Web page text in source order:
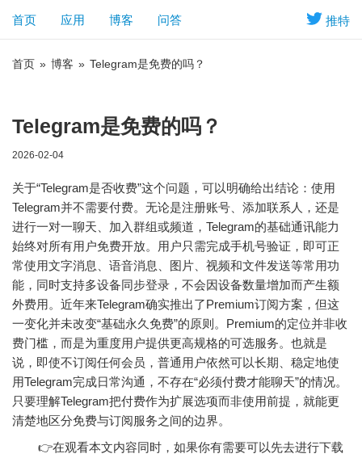
推特
首页 应用 博客 问答
首页 » 博客 » Telegram是免费的吗？
Telegram是免费的吗？
2026-02-04
关于“Telegram是否收费”这个问题，可以明确给出结论： 使用
Telegram并不需要付费。无论是注册账号、添加联系人，还是
进行一对一聊天、加入群组或频道，Telegram的基础通讯能力
始终对所有用户免费开放。用户只需完成手机号验证，即可正
常使用文字消息、语音消息、图片、视频和文件发送等常用功
能，同时支持多设备同步登录，不会因设备数量增加而产生额
外费用。近年来Telegram确实推出了Premium订阅方案，但这
一变化并未改变“基础永久免费”的原则。Premium的定位并非收
费门槛，而是为重度用户提供更高规格的可选服务。也就是
说，即使不订阅任何会员，普通用户依然可以长期、稳定地使
用Telegram完成日常沟通，不存在“必须付费才能聊天”的情况。
只要理解Telegram把付费作为扩展选项而非使用前提，就能更
清楚地区分免费与订阅服务之间的边界。
👉在观看本文内容同时，如果你有需要可以先去进行下载